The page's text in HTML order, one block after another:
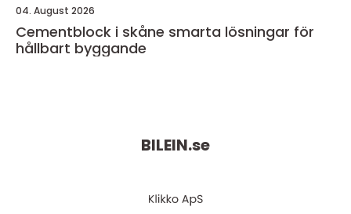
04. August 2026
Cementblock i skåne smarta lösningar för
hållbart byggande
BILEIN.se